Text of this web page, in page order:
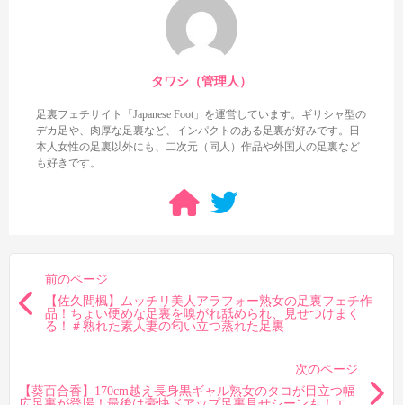
気になる方はぜひチェックして頂きたい作品です！
ちなみに似たボーイッシュ女優さんとして岸谷燈がいます。
ったのが残念でしたね。岸谷燈の足裏が好きなら今回の水谷梨明
後に期待ですね！
股仰向け足裏がしっかり収録されているようです。
タワシ（管理人）
足裏フェチサイト「Japanese Foot」を運営しています。ギリシャ型の
デカ足や、肉厚な足裏など、インパクトのある足裏が好みです。日
本人女性の足裏以外にも、二次元（同人）作品や外国人の足裏など
も好きです。
前のページ
【佐久間楓】ムッチリ美人アラフォー熟女の足裏フェチ作
品！ちょい硬めな足裏を嗅がれ舐められ、見せつけまく
る！＃熟れた素人妻の匂い立つ蒸れた足裏
次のページ
【葵百合香】170cm越え長身黒ギャル熟女のタコが目立つ幅